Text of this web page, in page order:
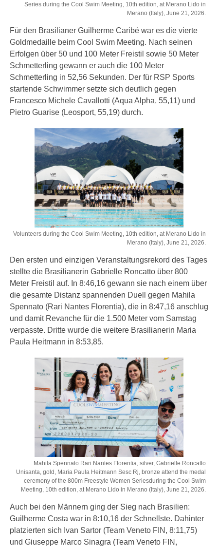
Series during the Cool Swim Meeting, 10th edition, at Merano Lido in
Merano (Italy), June 21, 2026.
Für den Brasilianer Guilherme Caribé war es die vierte
Goldmedaille beim Cool Swim Meeting. Nach seinen
Erfolgen über 50 und 100 Meter Freistil sowie 50 Meter
Schmetterling gewann er auch die 100 Meter
Schmetterling in 52,56 Sekunden. Der für RSP Sports
startende Schwimmer setzte sich deutlich gegen
Francesco Michele Cavallotti (Aqua Alpha, 55,11) und
Pietro Guarise (Leosport, 55,19) durch.
Volunteers during the Cool Swim Meeting, 10th edition, at Merano Lido in
Merano (Italy), June 21, 2026.
Den ersten und einzigen Veranstaltungsrekord des Tages
stellte die Brasilianerin Gabrielle Roncatto über 800
Meter Freistil auf. In 8:46,16 gewann sie nach einem über
die gesamte Distanz spannenden Duell gegen Mahila
Spennato (Rari Nantes Florentia), die in 8:47,16 anschlug
und damit Revanche für die 1.500 Meter vom Samstag
verpasste. Dritte wurde die weitere Brasilianerin Maria
Paula Heitmann in 8:53,85.
Mahila Spennato Rari Nantes Florentia, silver, Gabrielle Roncatto
Unisanta, gold, Maria Paula Heitmann Sesc Rj, bronze attend the medal
ceremony of the 800m Freestyle Women Seriesduring the Cool Swim
Meeting, 10th edition, at Merano Lido in Merano (Italy), June 21, 2026.
Auch bei den Männern ging der Sieg nach Brasilien:
Guilherme Costa war in 8:10,16 der Schnellste. Dahinter
platzierten sich Ivan Sartor (Team Veneto FIN, 8:11,75)
und Giuseppe Marco Sinagra (Team Veneto FIN,